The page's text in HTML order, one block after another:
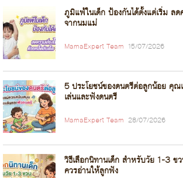
ภูมิแพ้ในเด็ก ป้องกันได้ตั้งแต่เริ่ม ลด
จากนมแม่
MamaExpert Team 15/07/2026
5 ประโยชน์ของดนตรีต่อลูกน้อย คุ
เล่นและฟังดนตรี
MamaExpert Team 28/07/2026
วิธีเลือกนิทานเด็ก สำหรับวัย 1-3 ข
ควรอ่านให้ลูกฟัง